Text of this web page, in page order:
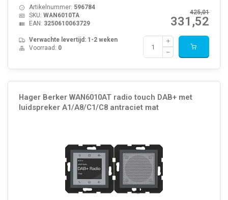
425,01
331,52
Artikelnummer: 596784
SKU: WAN6010TA
EAN: 3250610063729
Verwachte levertijd: 1-2 weken
Voorraad: 0
Hager Berker WAN6010AT radio touch DAB+ met
luidspreker A1/A8/C1/C8 antraciet mat